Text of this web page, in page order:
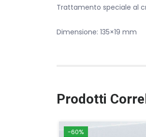
Trattamento speciale al
Dimensione: 135×19 mm
Prodotti
-60%